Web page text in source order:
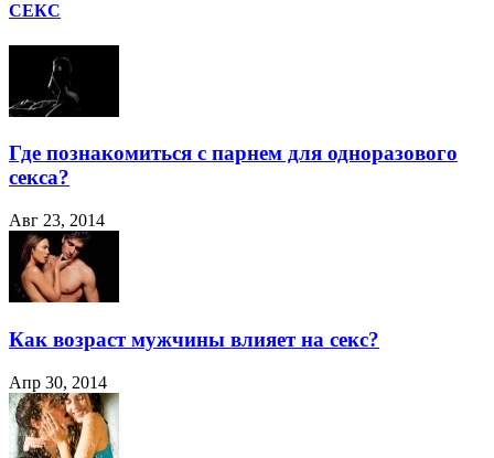
СЕКС
Где познакомиться с парнем для одноразового
секса?
Авг 23, 2014
Как возраст мужчины влияет на секс?
Апр 30, 2014